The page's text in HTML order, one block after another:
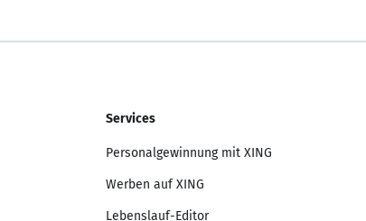
Services
Personalgewinnung mit XING
Werben auf XING
Lebenslauf-Editor